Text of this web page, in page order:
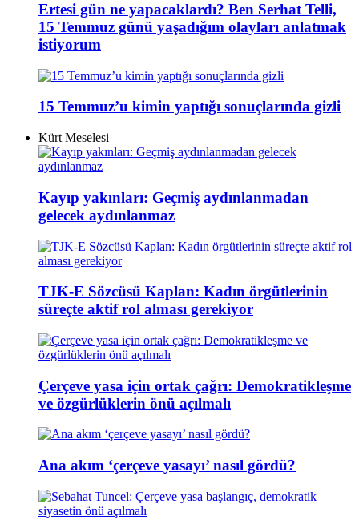
Ertesi gün ne yapacaklardı? Ben Serhat Telli,
15 Temmuz günü yaşadığım olayları anlatmak
istiyorum
15 Temmuz’u kimin yaptığı sonuçlarında gizli
Kürt Meselesi
Kayıp yakınları: Geçmiş aydınlanmadan
gelecek aydınlanmaz
TJK-E Sözcüsü Kaplan: Kadın örgütlerinin
süreçte aktif rol alması gerekiyor
Çerçeve yasa için ortak çağrı: Demokratikleşme
ve özgürlüklerin önü açılmalı
Ana akım ‘çerçeve yasayı’ nasıl gördü?